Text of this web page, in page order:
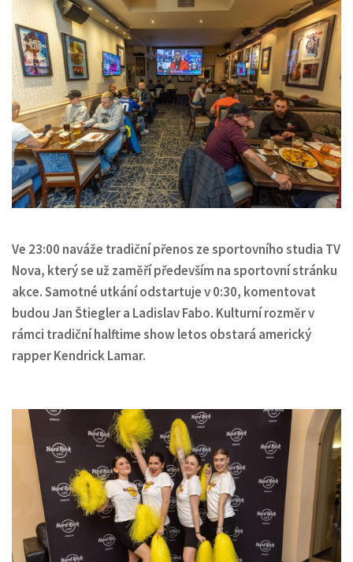
Ve 23:00 naváže tradiční přenos ze sportovního studia TV
Nova, který se už zaměří především na sportovní stránku
akce. Samotné utkání odstartuje v 0:30, komentovat
budou Jan Štiegler a Ladislav Fabo. Kulturní rozměr v
rámci tradiční halftime show letos obstará americký
rapper Kendrick Lamar.